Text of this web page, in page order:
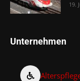
19.
Unternehmen